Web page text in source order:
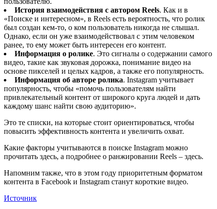
История взаимодействия с автором Reels. Как и в
«Поиске и интересном», в Reels есть вероятность, что ролик
был создан кем-то, о ком пользователь никогда не слышал.
Однако, если он уже взаимодействовал с этим человеком
ранее, то ему может быть интересен его контент.
Информация о ролике. Это сигналы о содержании самого
видео, такие как звуковая дорожка, понимание видео на
основе пикселей и целых кадров, а также его популярность.
Информация об авторе ролика. Instagram учитывает
популярность, чтобы «помочь пользователям найти
привлекательный контент от широкого круга людей и дать
каждому шанс найти свою аудиторию».
Это те списки, на которые стоит ориентироваться, чтобы
повысить эффективность контента и увеличить охват.
Какие факторы учитываются в поиске Instagram можно
прочитать здесь, а подробнее о ранжировании Reels – здесь.
Напомним также, что в этом году приоритетным форматом
контента в Facebook и Instagram станут короткие видео.
Источник